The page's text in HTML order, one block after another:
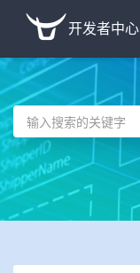
开发者中心